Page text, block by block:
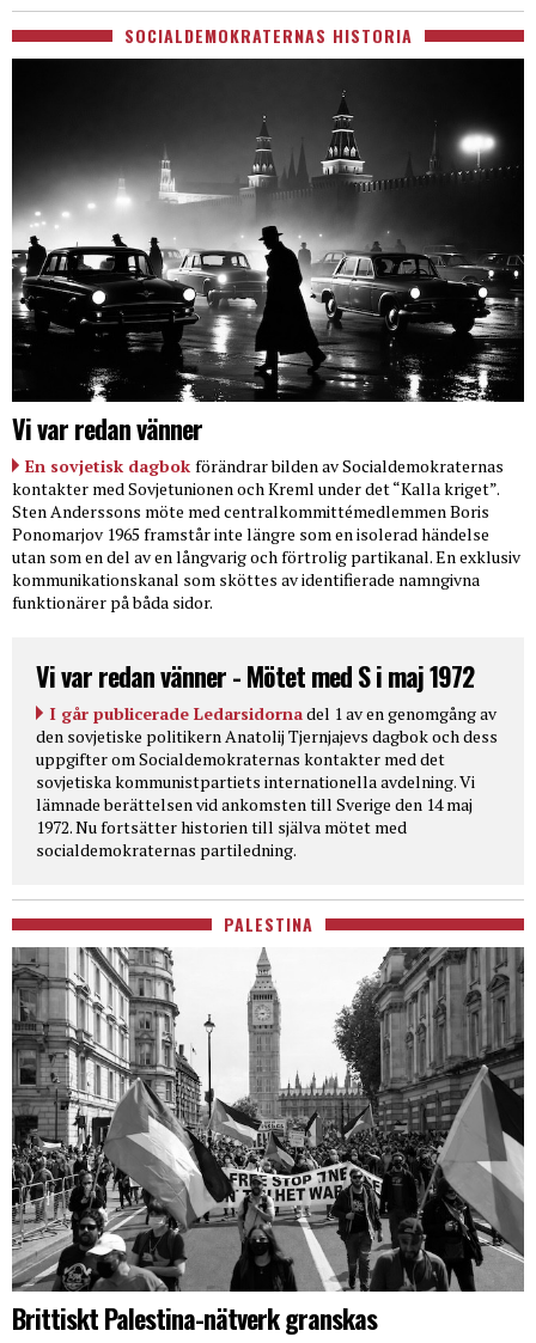
SOCIALDEMOKRATERNAS HISTORIA
Vi var redan vänner
En sovjetisk dagbok förändrar bilden av Socialdemokraternas
kontakter med Sovjetunionen och Kreml under det “Kalla kriget”.
Sten Anderssons möte med centralkommittémedlemmen Boris
Ponomarjov 1965 framstår inte längre som en isolerad händelse
utan som en del av en långvarig och förtrolig partikanal. En exklusiv
kommunikationskanal som sköttes av identifierade namngivna
funktionärer på båda sidor.
Vi var redan vänner - Mötet med S i maj 1972
I går publicerade Ledarsidornadel 1 av en genomgång av
den sovjetiske politikern Anatolij Tjernjajevs dagbok och dess
uppgifter om Socialdemokraternas kontakter med det
sovjetiska kommunistpartiets internationella avdelning. Vi
lämnade berättelsen vid ankomsten till Sverige den 14 maj
1972. Nu fortsätter historien till själva mötet med
socialdemokraternas partiledning.
PALESTINA
Brittiskt Palestina-nätverk granskas